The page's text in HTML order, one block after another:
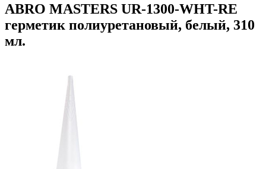
ABRO MASTERS UR-1300-WHT-RE
герметик полиуретановый, белый, 310
мл.